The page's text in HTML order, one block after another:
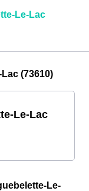
Le-Lac
(73610)
Le-Lac
Le-